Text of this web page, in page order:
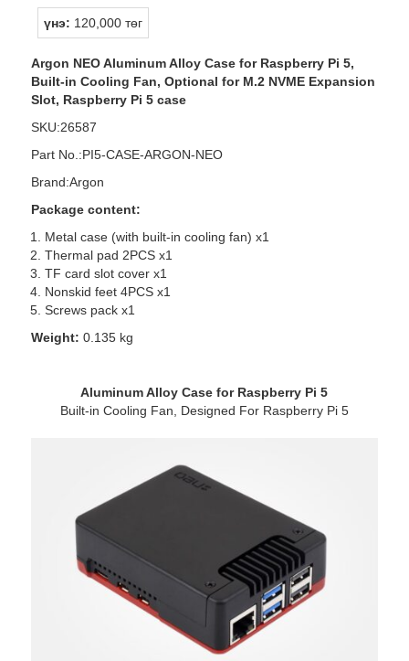
үнэ: 120,000 төг
Argon NEO Aluminum Alloy Case for Raspberry Pi 5,
Built-in Cooling Fan, Optional for M.2 NVME Expansion
Slot, Raspberry Pi 5 case
SKU:26587
Part No.:PI5-CASE-ARGON-NEO
Brand:Argon
Package content:
Metal case (with built-in cooling fan) x1
Thermal pad 2PCS x1
TF card slot cover x1
Nonskid feet 4PCS x1
Screws pack x1
Weight: 0.135 kg
Aluminum Alloy Case for Raspberry Pi 5
Built-in Cooling Fan, Designed For Raspberry Pi 5